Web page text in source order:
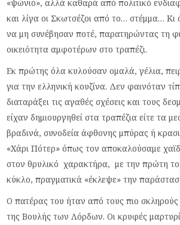
«ψώνιο», αλλά καθαρά από πολιτικό
και λίγα οι Σκωτσέζοι από το… στέμμα…
να μη συνέβησαν ποτέ, παρατηρώντας τη
οικειότητα αμφοτέρων στο τραπέζι.
Εκ πρώτης όλα κυλούσαν ομαλά, γέλια,
για την ελληνική κουζίνα. Δεν φαινόταν
διαταράξει τις αγαθές σχέσεις και τους
είχαν δημιουργηθεί στα τραπέζια είτε τα
βραδινά, συνοδεία άφθονης μπύρας ή
«Χάρι Πότερ» όπως τον αποκαλούσαμε
στον θρυλικό χαρακτήρα, με την πρώτη
κύκλο, πραγματικά «έκλεψε» την
Ο πατέρας του ήταν από τους πιο σκληρούς
της Βουλής των Λόρδων. Οι κρυφές